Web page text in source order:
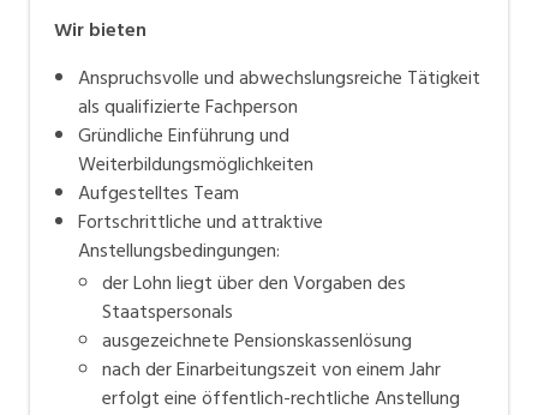
Wir bieten
Anspruchsvolle und abwechslungsreiche Tätigkeit
als qualifizierte Fachperson
Gründliche Einführung und
Weiterbildungsmöglichkeiten
Aufgestelltes Team
Fortschrittliche und attraktive
Anstellungsbedingungen:
der Lohn liegt über den Vorgaben des
Staatspersonals
ausgezeichnete Pensionskassenlösung
nach der Einarbeitungszeit von einem Jahr
erfolgt eine öffentlich-rechtliche Anstellung